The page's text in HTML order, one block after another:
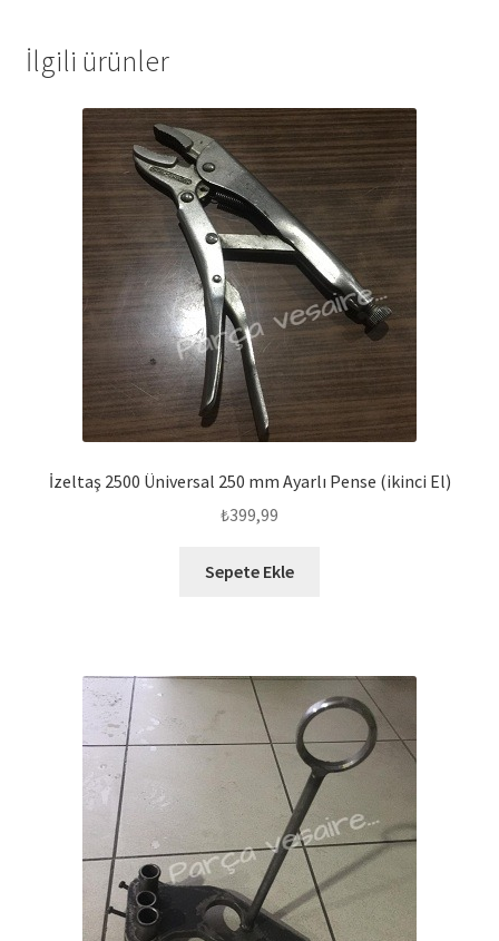
İlgili ürünler
İzeltaş 2500 Üniversal 250 mm Ayarlı Pense (ikinci El)
₺399,99
Sepete Ekle